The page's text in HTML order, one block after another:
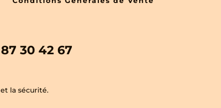
30 42 67
la sécurité.